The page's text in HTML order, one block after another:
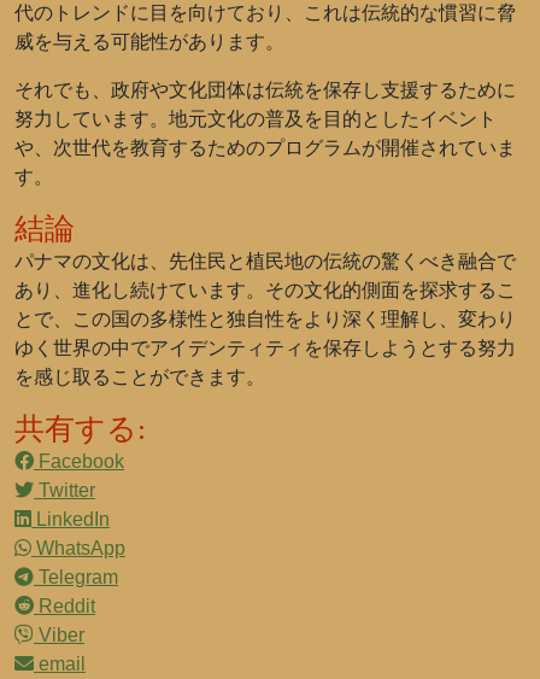
代のトレンドに目を向けており、これは伝統的な慣習に脅
威を与える可能性があります。
それでも、政府や文化団体は伝統を保存し支援するために
努力しています。地元文化の普及を目的としたイベント
や、次世代を教育するためのプログラムが開催されていま
す。
結論
パナマの文化は、先住民と植民地の伝統の驚くべき融合で
あり、進化し続けています。その文化的側面を探求するこ
とで、この国の多様性と独自性をより深く理解し、変わり
ゆく世界の中でアイデンティティを保存しようとする努力
を感じ取ることができます。
共有する:
Facebook
Twitter
LinkedIn
WhatsApp
Telegram
Reddit
Viber
email